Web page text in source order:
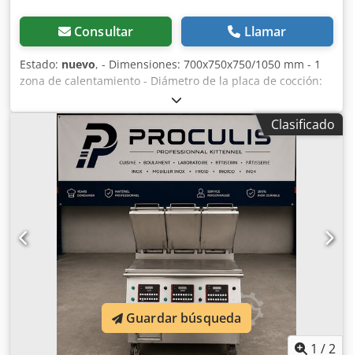
Consultar Llamar
Estado: nuevo, - Dimensiones: 700x750x750/1050 mm - 1
zona de calentamiento - Diámetro de la placa de cocción:
Ø 300 mm - Potencia eléctrica: 5 kW - Voltaje: 400 V -
Frecuencia: 50/60 Hz Chjdpjw Em A Nofx Aidoa - Peso neto:
Clasificado
1 /2
Guardar búsqueda